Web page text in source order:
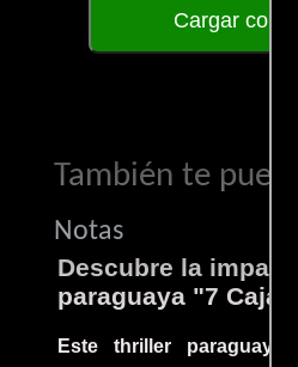
Cargar
También te
Notas
Descubre la
paraguaya "7 Cajas"
Este thriller paraguayo